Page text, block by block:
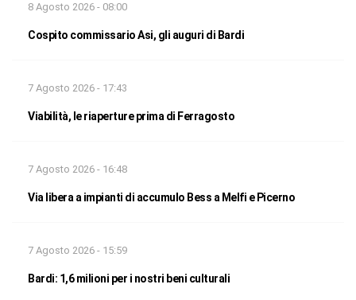
8 Agosto 2026 - 08:00
Cospito commissario Asi, gli auguri di Bardi
7 Agosto 2026 - 17:43
Viabilità, le riaperture prima di Ferragosto
7 Agosto 2026 - 16:48
Via libera a impianti di accumulo Bess a Melfi e Picerno
7 Agosto 2026 - 15:59
Bardi: 1,6 milioni per i nostri beni culturali